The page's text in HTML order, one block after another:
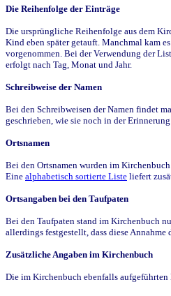
Die Reihenfolge der Einträge
Die ursprüngliche Reihenfolge aus dem
Kind eben später getauft. Manchmal kam
vorgenommen. Bei der Verwendung der
erfolgt nach Tag, Monat und Jahr.
Schreibweise der Namen
Bei den Schreibweisen der Namen findet
geschrieben, wie sie noch in der
Ortsnamen
Bei den Ortsnamen wurden im
Eine alphabetisch sortierte Liste liefert
Ortsangaben bei den Taufpaten
Bei den Taufpaten stand im Kirchenbuch
allerdings festgestellt, dass diese
Zusätzliche Angaben im Kirchenbuch
Die im Kirchenbuch ebenfalls aufgeführten